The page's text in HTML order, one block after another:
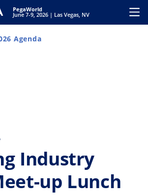
contenuto principale
PegaWorld
June 7-9, 2026 | Las Vegas, NV
Agenda
Industry
up Lunch